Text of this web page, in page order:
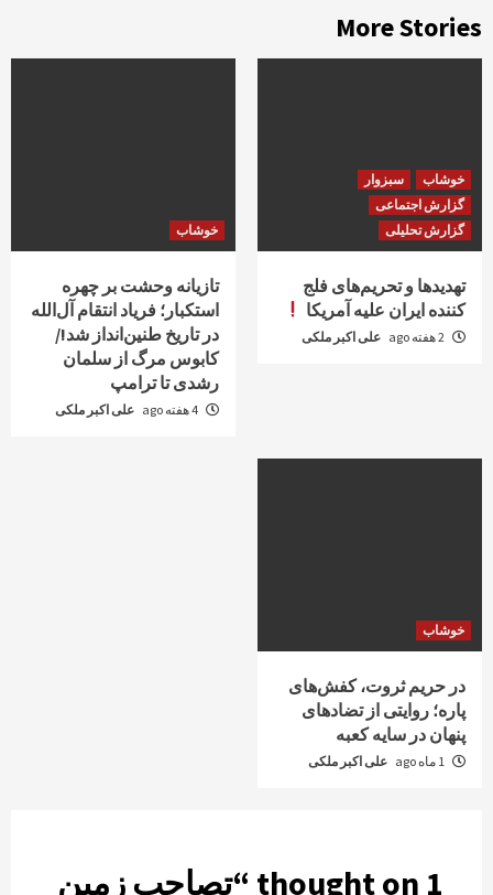
More Stories
خوشاب
سبزوار
گزارش اجتماعی
گزارش تحلیلی
تهدیدها و تحریم‌های فلج
کننده ایران علیه آمریکا
علی اکبر ملکی
خوشاب
تازیانه وحشت بر چهره
استکبار؛ فریاد انتقام آل‌الله
در تاریخ طنین‌انداز شد!/
کابوس مرگ از سلمان
رشدی تا ترامپ
علی اکبر ملکی
خوشاب
در حریم ثروت، کفش‌های
پاره؛ روایتی از تضادهای
پنهان در سایه کعبه
علی اکبر ملکی
1 thought on “
تصاحب زمین